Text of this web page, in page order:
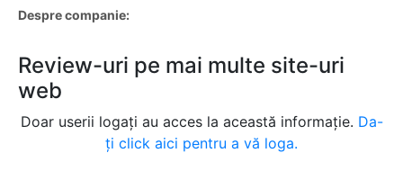
Despre companie:
Review-uri pe mai multe site-uri
web
Doar userii logați au acces la această informație. Da-
ți click aici pentru a vă loga.